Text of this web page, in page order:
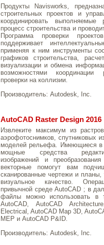
Продукты Navisworks,
строительных проектов и
координировать выполняемые
процесс строительства и
Программа проверки
поддерживает
применяя к ним инструменты
графиков строительства,
визуализации и обмена
возможностями
проверки на коллизии.
Производитель: Autodesk, Inc.
AutoCAD Raster Design 2016
Извлеките максимум из
аэрофотоснимков, спутниковых
моделей рельефа. Имеющиеся в
мощные средства
изображений и
векторные помогут вам
сканированные чертежи и
визуальное качество.
привычной среде AutoCAD ; в
файлы можно использовать в
AutoCAD, AutoCAD
Electrical, AutoCAD Map 3D,
MEP и AutoCAD P&ID.
Производитель: Autodesk, Inc.